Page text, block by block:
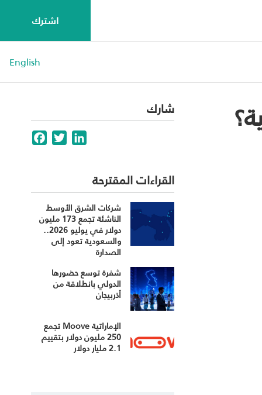
اشترك
English
شارك
FacebookTwitterLinkedIn
القراءات المقترحة
شركات الشرق الأوسط
الناشئة تجمع 173 مليون
دولار في يوليو 2026..
والسعودية تعود إلى
الصدارة
شفرة توسع حضورها
الدولي بانطلاقة من
أذربيجان
الإماراتية Moove تجمع
250 مليون دولار بتقييم
2.1 مليار دولار